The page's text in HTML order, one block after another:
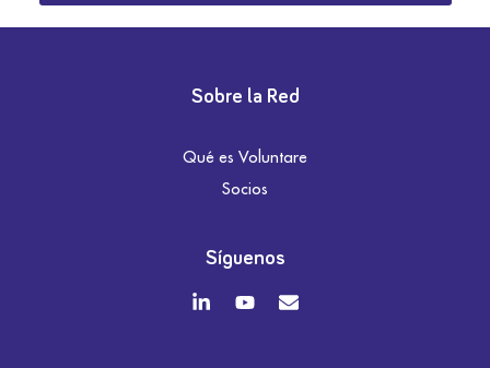
Sobre la Red
Qué es Voluntare
Socios
Síguenos